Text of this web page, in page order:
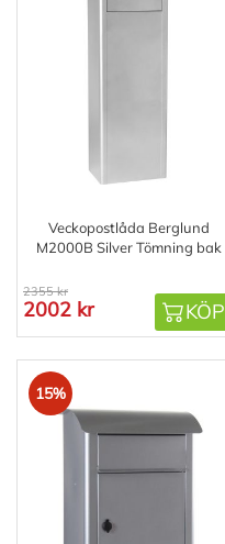
Veckopostlåda Berglund
M2000B Silver Tömning bak
2355 kr
2002 kr KÖP
15%